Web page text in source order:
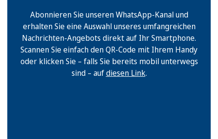
Abonnieren Sie unseren WhatsApp-Kanal und
erhalten Sie eine Auswahl unseres umfangreichen
Nachrichten-Angebots direkt auf Ihr Smartphone.
Scannen Sie einfach den QR-Code mit Ihrem Handy
oder klicken Sie – falls Sie bereits mobil unterwegs
sind – aufdiesen Link.